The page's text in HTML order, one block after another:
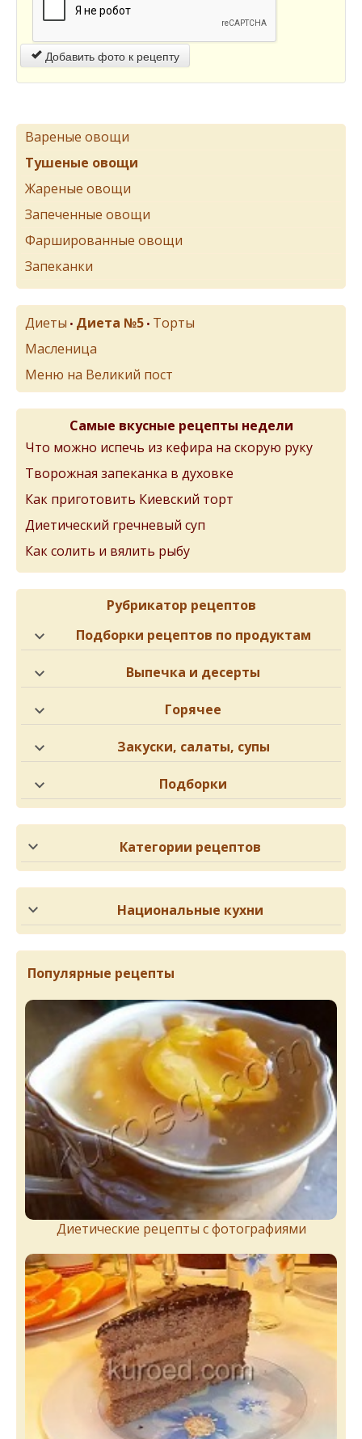
Добавить фото к рецепту
Вареные овощи
Тушеные овощи
Жареные овощи
Запеченные овощи
Фаршированные овощи
Запеканки
Диеты • Диета №5 • Торты
Масленица
Меню на Великий пост
Самые вкусные рецепты недели
Что можно испечь из кефира на скорую руку
Творожная запеканка в духовке
Как приготовить Киевский торт
Диетический гречневый суп
Как солить и вялить рыбу
Рубрикатор рецептов
Подборки рецептов по продуктам
Выпечка и десерты
Горячее
Закуски, салаты, супы
Подборки
Категории рецептов
Национальные кухни
Популярные рецепты
Диетические рецепты с фотографиями